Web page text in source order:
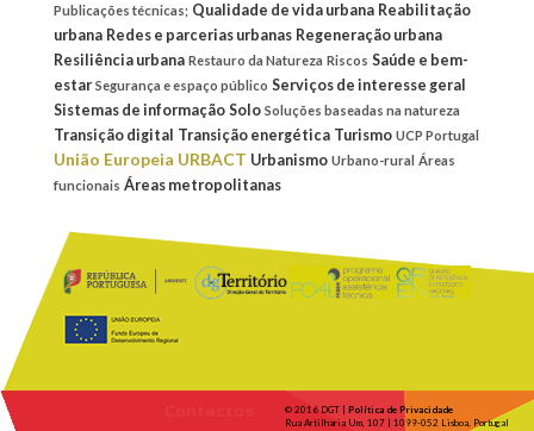
Publicações técnicas; Qualidade de vida urbana Reabilitação
urbana Redes e parcerias urbanas Regeneração urbana
Resiliência urbana Restauro da Natureza Riscos Saúde e bem-
estar Segurança e espaço público Serviços de interesse geral
Sistemas de informação Solo Soluções baseadas na natureza
Transição digital Transição energética Turismo UCP Portugal
União Europeia URBACT Urbanismo Urbano-rural Áreas
funcionais Áreas metropolitanas
© 2016 DGT | Política de Privacidade
Rua Artilharia Um, 107 | 1099-052 Lisboa, Portugal